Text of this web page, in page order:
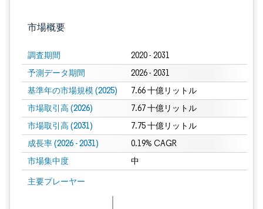
市場概要
調査期間 2020 - 2031
予測データ期間 2026 - 2031
基準年の市場規模 (2025) 7.66 十億リットル
市場取引高 (2026) 7.67 十億リットル
市場取引高 (2031) 7.75 十億リットル
成長率 (2026 - 2031) 0.19% CAGR
市場集中度 中
主要プレーヤー
画像 © Mordor Intelligence。再利用にはCC BY 4.0の表示が必要です。